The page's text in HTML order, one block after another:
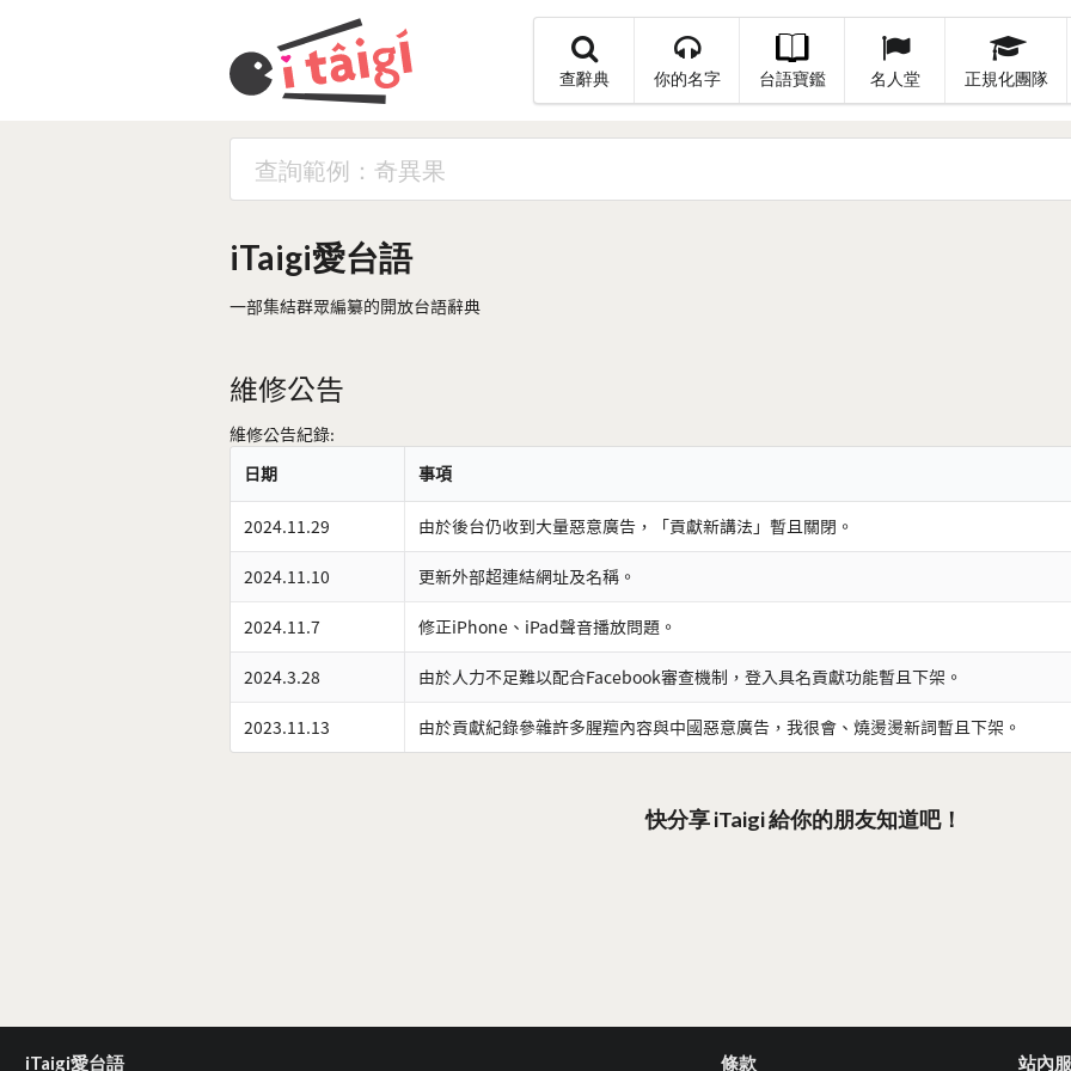
查辭典 你的名字 台語寶鑑 名人堂 正規化團隊
iTaigi愛台語
一部集結群眾編纂的開放台語辭典
維修公告
維修公告紀錄:
日期
事項
2024.11.29 由於後台仍收到大量惡意廣告，「貢獻新講法」暫且關閉。
2024.11.10 更新外部超連結網址及名稱。
2024.11.7 修正iPhone、iPad聲音播放問題。
2024.3.28 由於人力不足難以配合Facebook審查機制，登入具名貢獻功能暫且下架。
2023.11.13 由於貢獻紀錄參雜許多腥羶內容與中國惡意廣告，我很會、燒燙燙新詞暫且下架。
快分享 iTaigi 給你的朋友知道吧！
iTaigi愛台語 條款 站內